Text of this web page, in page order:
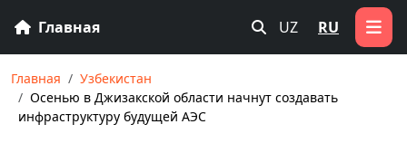
Главная UZ RU
Главная
Узбекистан
Осенью в Джизакской области начнут создавать
инфраструктуру будущей АЭС